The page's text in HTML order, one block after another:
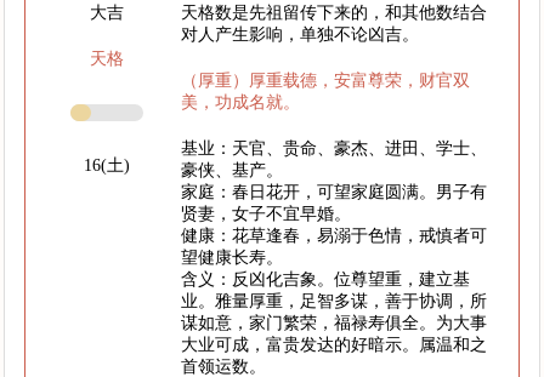
大吉
天格
16(土)
天格数是先祖留传下来的，和其他数结合
对人产生影响，单独不论凶吉。
（厚重）厚重载德，安富尊荣，财官双
美，功成名就。
基业：天官、贵命、豪杰、进田、学士、
豪侠、基产。
家庭：春日花开，可望家庭圆满。男子有
贤妻，女子不宜早婚。
健康：花草逢春，易溺于色情，戒慎者可
望健康长寿。
含义：反凶化吉象。位尊望重，建立基
业。雅量厚重，足智多谋，善于协调，所
谋如意，家门繁荣，福禄寿俱全。为大事
大业可成，富贵发达的好暗示。属温和之
首领运数。